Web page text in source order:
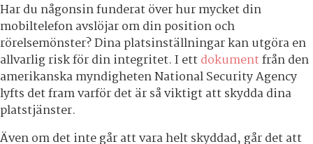
Har du någonsin funderat över hur mycket din
mobiltelefon avslöjar om din position och
rörelsemönster? Dina platsinställningar kan utgöra en
allvarlig risk för din integritet. I ettdokumentfrån den
amerikanska myndigheten National Security Agency
lyfts det fram varför det är så viktigt att skydda dina
platstjänster.
Även om det inte går att vara helt skyddad, går det att